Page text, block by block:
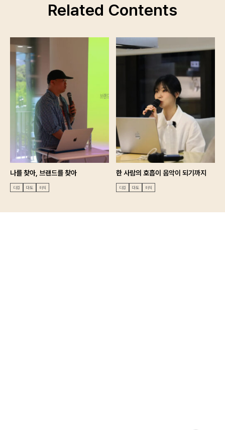
Related Contents
나를 찾아, 브랜드를 찾아
디깅 다도 미식
한 사람의 호흡이 음악이 되기까지
디깅 다도 미식